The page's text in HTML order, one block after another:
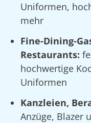
Uniformen,
mehr
Fine-Dining-
Restaurants:
hochwertige
Uniformen
Kanzleien,
Anzüge, Blazer